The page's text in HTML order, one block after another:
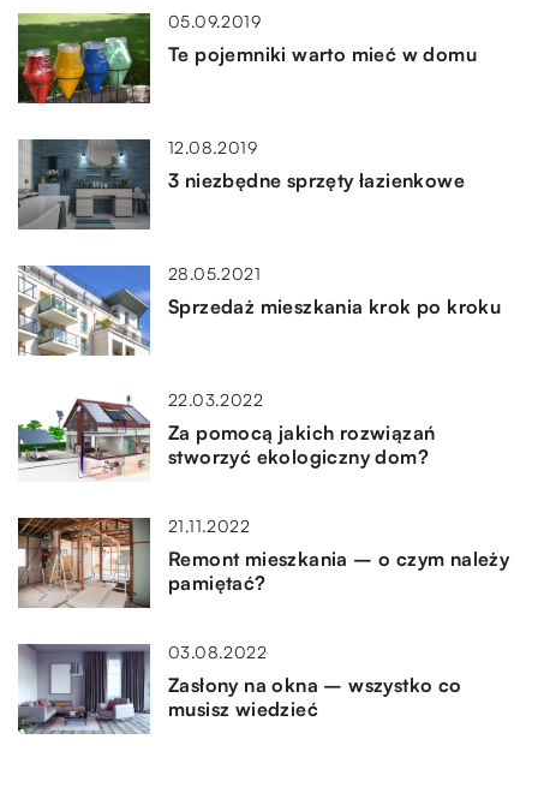
05.09.2019
Te pojemniki warto mieć w domu
12.08.2019
3 niezbędne sprzęty łazienkowe
28.05.2021
Sprzedaż mieszkania krok po kroku
22.03.2022
Za pomocą jakich rozwiązań
stworzyć ekologiczny dom?
21.11.2022
Remont mieszkania – o czym należy
pamiętać?
03.08.2022
Zasłony na okna – wszystko co
musisz wiedzieć